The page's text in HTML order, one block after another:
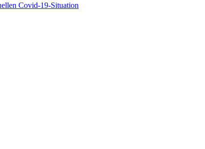
Covid-19-Situation